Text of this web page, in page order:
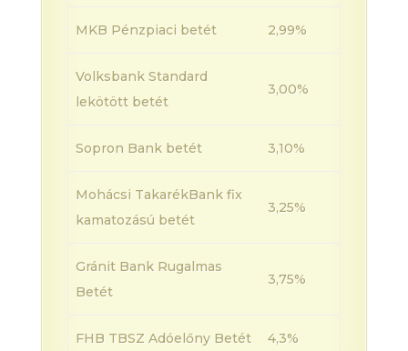
MKB Pénzpiaci betét 2,99%
Volksbank Standard
lekötött betét
3,00%
Sopron Bank betét 3,10%
Mohácsi TakarékBank fix
kamatozású betét
3,25%
Gránit Bank Rugalmas
Betét
3,75%
FHB TBSZ Adóelőny Betét 4,3%